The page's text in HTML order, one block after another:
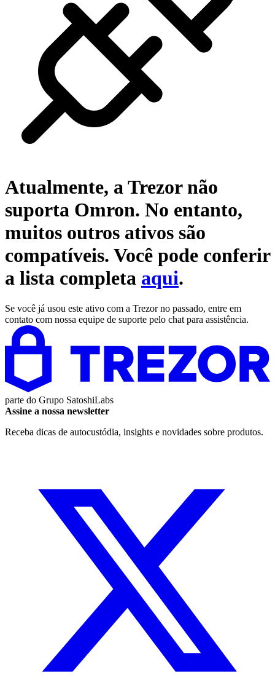
Atualmente, a Trezor não
suporta Omron. No entanto,
muitos outros ativos são
compatíveis. Você pode conferir
a lista completa aqui.
Se você já usou este ativo com a Trezor no passado, entre em
contato com nossa equipe de suporte pelo chat para assistência.
parte do Grupo SatoshiLabs
Assine a nossa newsletter
Receba dicas de autocustódia, insights e novidades sobre produtos.